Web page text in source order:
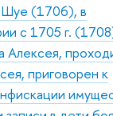
(1706), в
с 1705 г.
Алексея,
приговорен к